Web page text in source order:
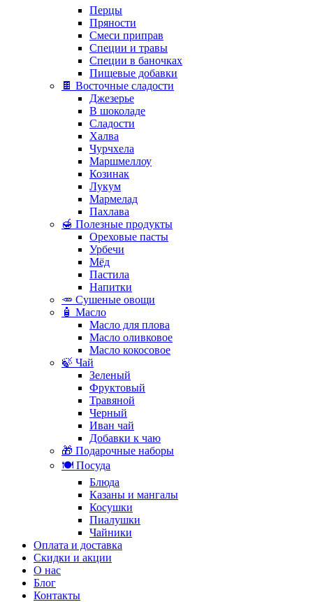
Перцы
Пряности
Смеси приправ
Специи и травы
Специи в баночках
Пищевые добавки
🍫 Восточные сладости
Джезерье
В шоколаде
Сладости
Халва
Чурчхела
Маршмеллоу
Козинак
Лукум
Мармелад
Пахлава
🍯 Полезные продукты
Ореховые пасты
Урбечи
Мёд
Пастила
Напитки
🥕 Сушеные овощи
🧴 Масло
Масло для плова
Масло оливковое
Масло кокосовое
🍃 Чай
Зеленый
Фруктовый
Травяной
Черный
Иван чай
Добавки к чаю
🎁 Подарочные наборы
🍽️ Посуда
Блюда
Казаны и мангалы
Косушки
Пиалушки
Чайники
Оплата и доставка
Скидки и акции
О нас
Блог
Контакты